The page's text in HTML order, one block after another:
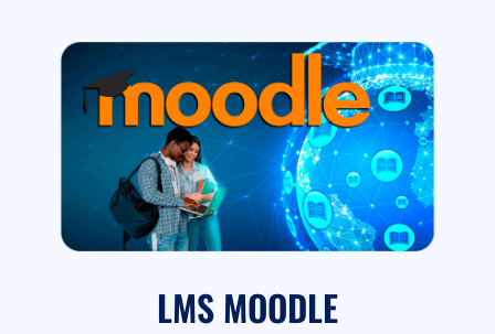
LMS MOODLE